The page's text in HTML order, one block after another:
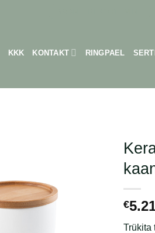
KKK KONTAKT RINGPAEL
€
Trükita